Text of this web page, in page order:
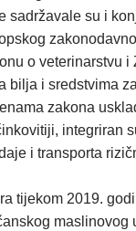
sadržavale su i
o veterinarstvu
bilja i sredstvima
zakona
integriran
i transporta
tijekom 2019.